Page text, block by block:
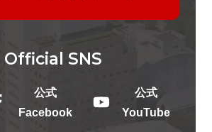
Official SNS
公式
Facebook
公式
YouTube